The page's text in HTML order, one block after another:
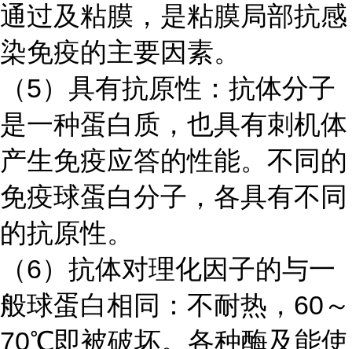
通过及粘膜，是粘膜局部抗感
染免疫的主要因素。
（5）具有抗原性：抗体分子
是一种蛋白质，也具有刺机体
产生免疫应答的性能。不同的
免疫球蛋白分子，各具有不同
的抗原性。
（6）抗体对理化因子的与一
般球蛋白相同：不耐热，60～
70℃即被破坏。各种酶及能使